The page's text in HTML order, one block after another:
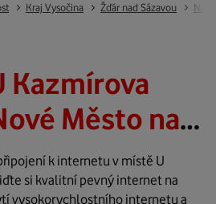
Kraj Vysočina Žďár nad Sázavou
Kazmírova
Město na
k internetu v místě U
si kvalitní pevný internet na
vysokorychlostního internetu a